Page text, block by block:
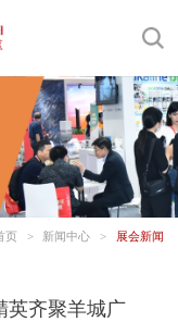
页 > 新闻中心 > 展会新闻
英齐聚羊城广